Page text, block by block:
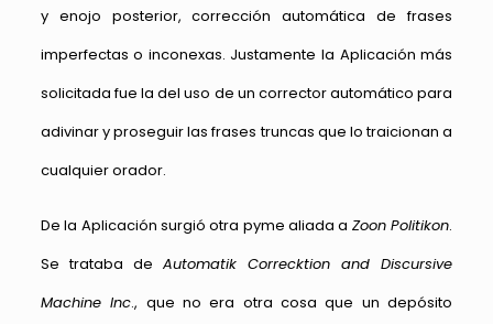
y enojo posterior, corrección automática de frases
imperfectas o inconexas. Justamente la Aplicación más
solicitada fue la del uso de un corrector automático para
adivinar y proseguir las frases truncas que lo traicionan a
cualquier orador.
De la Aplicación surgió otra pyme aliada a Zoon Politikon.
Se trataba de Automatik Correcktion and Discursive
Machine Inc., que no era otra cosa que un depósito